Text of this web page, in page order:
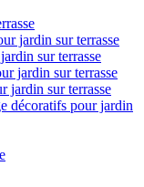
jardin sur terrasse
sur terrasse
jardin sur terrasse
jardin sur terrasse
décoratifs pour jardin